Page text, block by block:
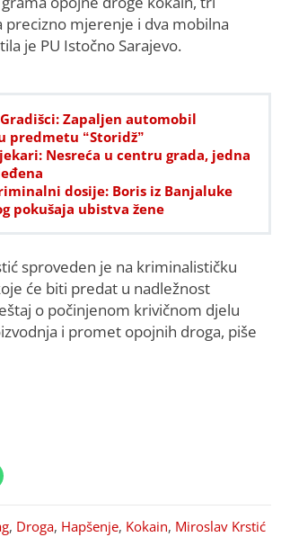
precizno mjerenje i dva mobilna
je PU Istočno Sarajevo.
Zapaljen automobil
predmetu “Storidž”
Nesreća u centru grada, jedna
dosije: Boris iz Banjaluke
pokušaja ubistva žene
sproveden je na kriminalističku
će biti predat u nadležnost
o počinjenom krivičnom djelu
i promet opojnih droga, piše
, Droga, Hapšenje, Kokain, Miroslav Krstić